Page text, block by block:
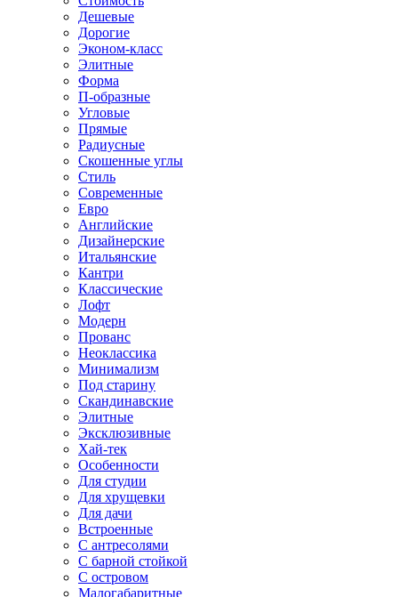
Дешевые
Дорогие
Эконом-класс
Элитные
Форма
П-образные
Угловые
Прямые
Радиусные
Скошенные углы
Стиль
Современные
Евро
Английские
Дизайнерские
Итальянские
Кантри
Классические
Лофт
Модерн
Прованс
Неоклассика
Минимализм
Под старину
Скандинавские
Элитные
Эксклюзивные
Хай-тек
Особенности
Для студии
Для хрущевки
Для дачи
Встроенные
С антресолями
С барной стойкой
С островом
Малогабаритные